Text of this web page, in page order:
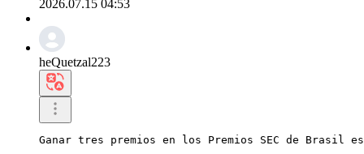
2026.07.15 04:53
heQuetzal223
Ganar tres premios en los Premios SEC de Brasil